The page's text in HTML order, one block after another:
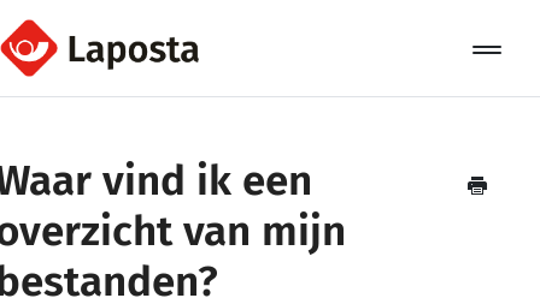
Toggle
Over Laposta
Relaties
vind ik een
van mijn